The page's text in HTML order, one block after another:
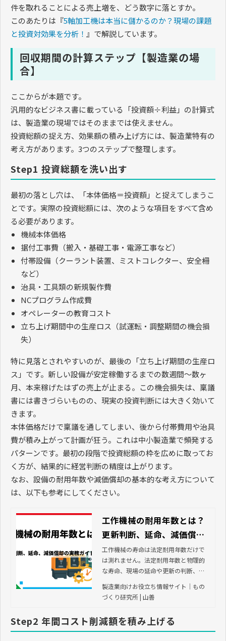
件を取れることによる売上増を、どう数字に落とすか。
このあたりは『5軸加工機は本当に儲かるのか？現場の課題
と投資対効果を分析！ 』で解説しています。
回収期間の計算ステップ【製造業の場
合】
ここからが本題です。
汎用的なビジネス書に載っている「投資額÷利益」の計算式
は、製造業の現場ではそのままでは使えません。
投資総額の捉え方、効果額の積み上げ方には、製造業特有の
考え方があります。3つのステップで整理します。
Step1 投資総額を洗い出す
最初の落とし穴は、「本体価格＝投資額」と捉えてしまうこ
とです。実際の投資総額には、次のような項目をすべて含め
る必要があります。
機械本体価格
据付工事費（搬入・基礎工事・電源工事など）
付帯設備（クーラント装置、ミストコレクター、安全柵
など）
治具・工具類の新規製作費
NCプログラム作成費
オペレーターの教育コスト
立ち上げ期間中の生産ロス（試運転・調整期間の機会損
失）
特に見落とされやすいのが、最後の「立ち上げ期間の生産ロ
ス」です。新しい設備が安定稼働するまでの数週間〜数ヶ
月、本来稼げたはずの売上が止まる。この機会損失は、稟議
書には書きづらいものの、現実の投資判断には大きく効いて
きます。
本体価格だけで稟議を通してしまい、後から付帯費用や治具
費が積み上がって計画が狂う。これは中小製造業で頻発する
パターンです。最初の段階で投資総額の枠を広めに取ってお
く方が、結果的に経営判断の精度は上がります。
なお、設備の耐用年数や減価償却の基本的な考え方について
は、以下も参考にしてください。
工作機械の耐用年数とは？
更新判断、延命、減価償却
の実務ガイド
工作機械の寿命は法定耐用年数だけで
は測れません。法定耐用年数と物理的
な寿命、現場の延命や更新の判断、減
かりやすく解説。
製造業向けお役立ち情報サイト｜もの
づくり研究所 | 山善
Step2 年間コスト削減額を積み上げる